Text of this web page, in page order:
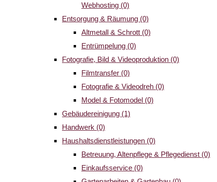
Webhosting (0)
Entsorgung & Räumung (0)
Altmetall & Schrott (0)
Entrümpelung (0)
Fotografie, Bild & Videoproduktion (0)
Filmtransfer (0)
Fotografie & Videodreh (0)
Model & Fotomodel (0)
Gebäudereinigung (1)
Handwerk (0)
Haushaltsdienstleistungen (0)
Betreuung, Altenpflege & Pflegedienst (0)
Einkaufsservice (0)